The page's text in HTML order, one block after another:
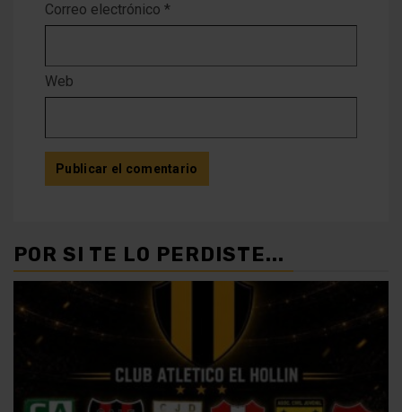
Correo electrónico *
Web
POR SI TE LO PERDISTE...